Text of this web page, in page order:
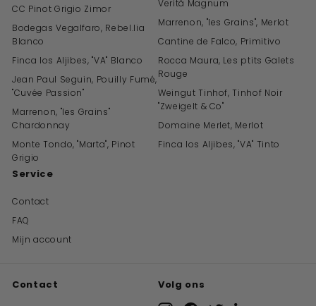
CC Pinot Grigio Zimor
Bodegas Vegalfaro, Rebel.lia
Blanco
Finca los Aljibes, "VA" Blanco
Jean Paul Seguin, Pouilly Fumé,
"Cuvée Passion"
Marrenon, "les Grains"
Chardonnay
Monte Tondo, "Marta", Pinot
Grigio
Verità Magnum
Marrenon, "les Grains", Merlot
Cantine de Falco, Primitivo
Rocca Maura, Les ptits Galets
Rouge
Weingut Tinhof, Tinhof Noir
"Zweigelt & Co"
Domaine Merlet, Merlot
Finca los Aljibes, "VA" Tinto
Service
Contact
FAQ
Mijn account
Contact Volg ons